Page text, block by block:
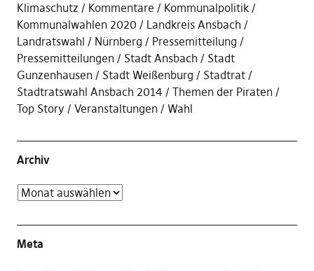
Klimaschutz
Kommentare
Kommunalpolitik
Kommunalwahlen 2020
Landkreis Ansbach
Landratswahl
Nürnberg
Pressemitteilung
Pressemitteilungen
Stadt Ansbach
Stadt
Gunzenhausen
Stadt Weißenburg
Stadtrat
Stadtratswahl Ansbach 2014
Themen der Piraten
Top Story
Veranstaltungen Wahl
Archiv
Meta